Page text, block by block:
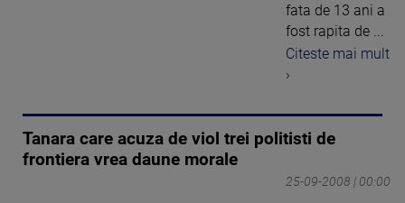
fata de 13 ani a
fost rapita de ...
Citeste mai mult
›
Tanara care acuza de viol trei politisti de
frontiera vrea daune morale
25-09-2008 | 00:00